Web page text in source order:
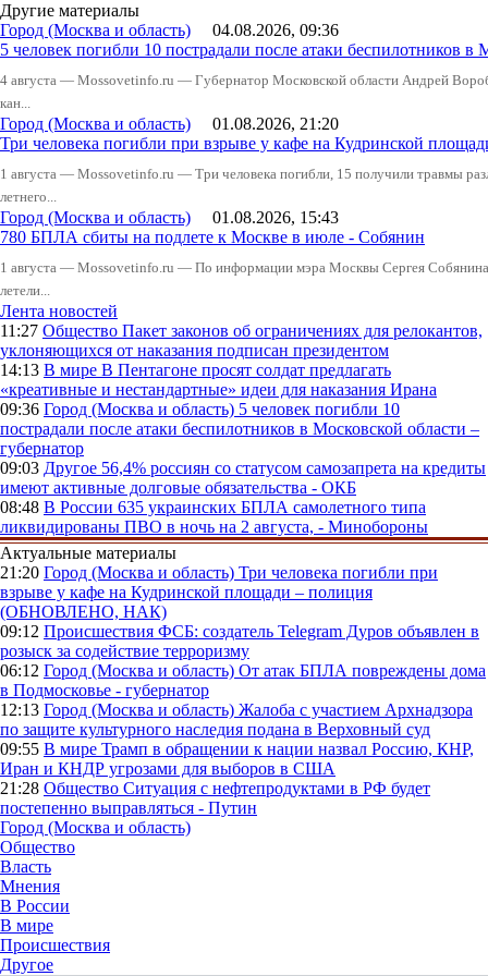
Другие материалы
Город (Москва и область) 04.08.2026, 09:36
5 человек погибли 10 пострадали после атаки беспилотников в
4 августа — Mossovetinfo.ru — Губернатор Московской области Андрей
кан...
Город (Москва и область) 01.08.2026, 21:20
Три человека погибли при взрыве у кафе на Кудринской
1 августа — Mossovetinfo.ru — Три человека погибли, 15 получили травмы
летнего...
Город (Москва и область) 01.08.2026, 15:43
780 БПЛА сбиты на подлете к Москве в июле - Собянин
1 августа — Mossovetinfo.ru — По информации мэра Москвы Сергея
летели...
Лента новостей
11:27 Общество Пакет законов об ограничениях для релокантов,
уклоняющихся от наказания подписан президентом
14:13 В мире В Пентагоне просят солдат предлагать
«креативные и нестандартные» идеи для наказания Ирана
09:36 Город (Москва и область) 5 человек погибли 10
пострадали после атаки беспилотников в Московской области –
губернатор
09:03 Другое 56,4% россиян со статусом самозапрета на кредиты
имеют активные долговые обязательства - ОКБ
08:48 В России 635 украинских БПЛА самолетного типа
ликвидированы ПВО в ночь на 2 августа, - Минобороны
Актуальные материалы
21:20 Город (Москва и область) Три человека погибли при
взрыве у кафе на Кудринской площади – полиция
(ОБНОВЛЕНО, НАК)
09:12 Происшествия ФСБ: создатель Telegram Дуров объявлен в
розыск за содействие терроризму
06:12 Город (Москва и область) От атак БПЛА повреждены дома
в Подмосковье - губернатор
12:13 Город (Москва и область) Жалоба с участием Архнадзора
по защите культурного наследия подана в Верховный суд
09:55 В мире Трамп в обращении к нации назвал Россию, КНР,
Иран и КНДР угрозами для выборов в США
21:28 Общество Ситуация с нефтепродуктами в РФ будет
постепенно выправляться - Путин
Город (Москва и область)
Общество
Власть
Мнения
В России
В мире
Происшествия
Другое